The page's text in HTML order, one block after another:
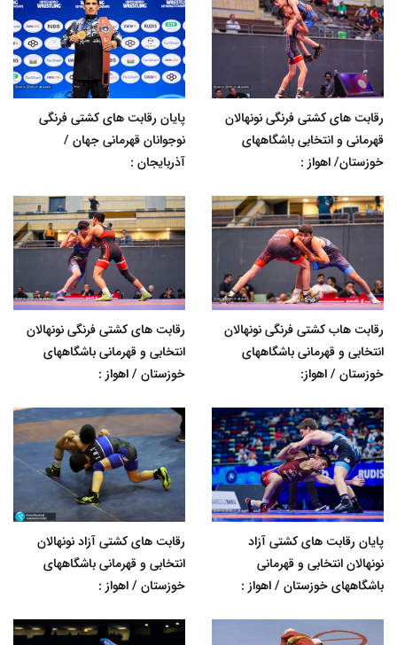
رقابت های کشتی فرنگی نونهالان
قهرمانی و انتخابی باشگاههای
خوزستان/ اهواز :
پایان رقابت های کشتی فرنگی
نوجوانان قهرمانی جهان /
آذربایجان :
رقابت هاب کشتی فرنگی نونهالان
انتخابی و قهرمانی باشگاههای
خوزستان / اهواز:
رقابت های کشتی فرنگی نونهالان
انتخابی و قهرمانی باشگاههای
خوزستان / اهواز :
پایان رقابت های کشتی آزاد
نونهالان انتخابی و قهرمانی
باشگاههای خوزستان / اهواز :
رقابت های کشتی آزاد نونهالان
انتخابی و قهرمانی باشگاههای
خوزستان / اهواز :